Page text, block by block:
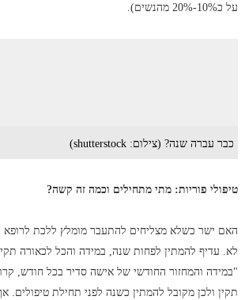
על כ10%-20% מהנשים).
כבר עברה שנה? (צילום: shutterstock)
טיפולי פוריות: מתי מתחילים וכמה זה קשה?
האם ישר כשלא מצליחים להתעבר מומלץ ללכת לרופא
לא. עדיף להמתין לפחות שנה, במידה והכל לכאורה
"במידה והמחזור החודשי של אישה סדיר בכל חודש,
תקין ולכן מקובל להמתין כשנה לפני תחילת טיפולים.